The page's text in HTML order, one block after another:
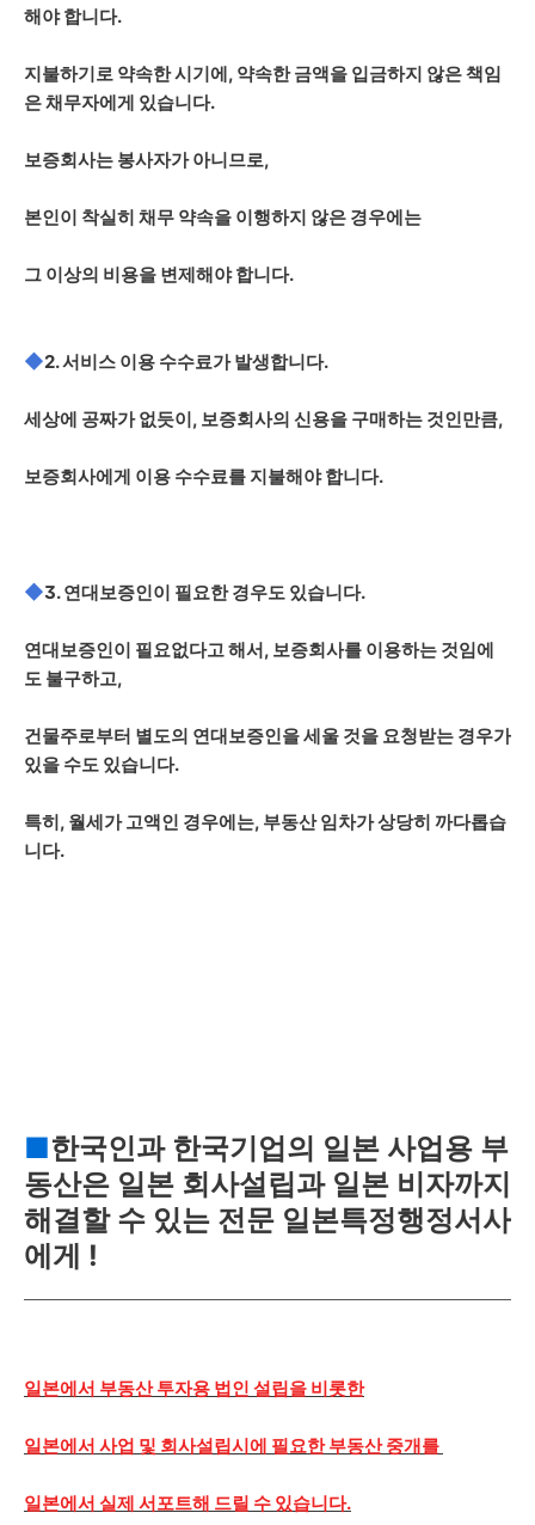
해야 합니다.
지불하기로 약속한 시기에, 약속한 금액을 입금하지 않은 책임
은 채무자에게 있습니다.
보증회사는 봉사자가 아니므로,
본인이 착실히 채무 약속을 이행하지 않은 경우에는
그 이상의 비용을 변제해야 합니다.
◆2. 서비스 이용 수수료가 발생합니다.
세상에 공짜가 없듯이, 보증회사의 신용을 구매하는 것인만큼,
보증회사에게 이용 수수료를 지불해야 합니다.
◆3. 연대보증인이 필요한 경우도 있습니다.
연대보증인이 필요없다고 해서, 보증회사를 이용하는 것임에
도 불구하고,
건물주로부터 별도의 연대보증인을 세울 것을 요청받는 경우가
있을 수도 있습니다.
특히, 월세가 고액인 경우에는, 부동산 임차가 상당히 까다롭습
니다.
■한국인과 한국기업의 일본 사업용 부
동산은 일본 회사설립과 일본 비자까지
해결할 수 있는 전문 일본특정행정서사
에게 !
일본에서 부동산 투자용 법인 설립을 비롯한
일본에서 사업 및 회사설립시에 필요한 부동산 중개를
일본에서 실제 서포트해 드릴 수 있습니다.